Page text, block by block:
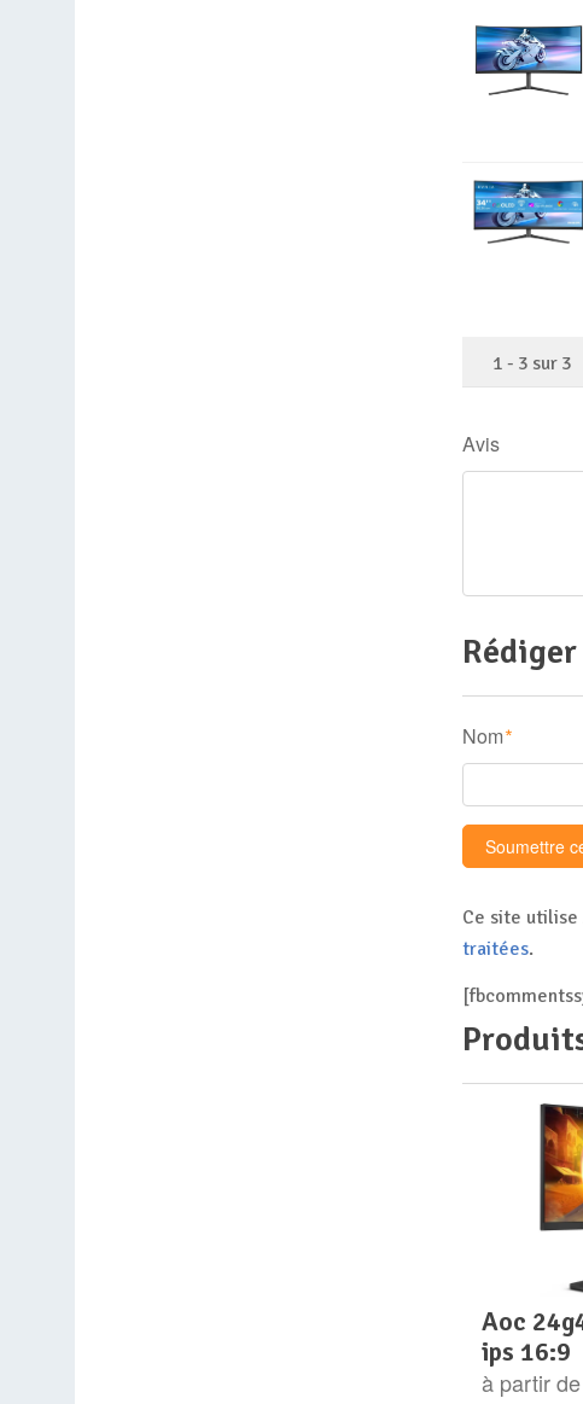
1 - 3 sur 3
Avis
Nom *
Ce site
traitées.
aoc 24g4xe 23.8p fhd
ips 16:9
à partir